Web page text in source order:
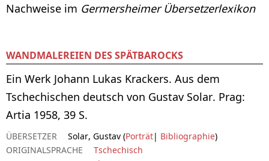
Nachweise im Germersheimer Übersetzerlexikon
WANDMALEREIEN DES SPÄTBAROCKS
Ein Werk Johann Lukas Krackers. Aus dem
Tschechischen deutsch von Gustav Solar. Prag:
Artia 1958, 39 S.
ÜBERSETZER Solar, Gustav (Porträt| Bibliographie)
ORIGINALSPRACHE
Tschechisch